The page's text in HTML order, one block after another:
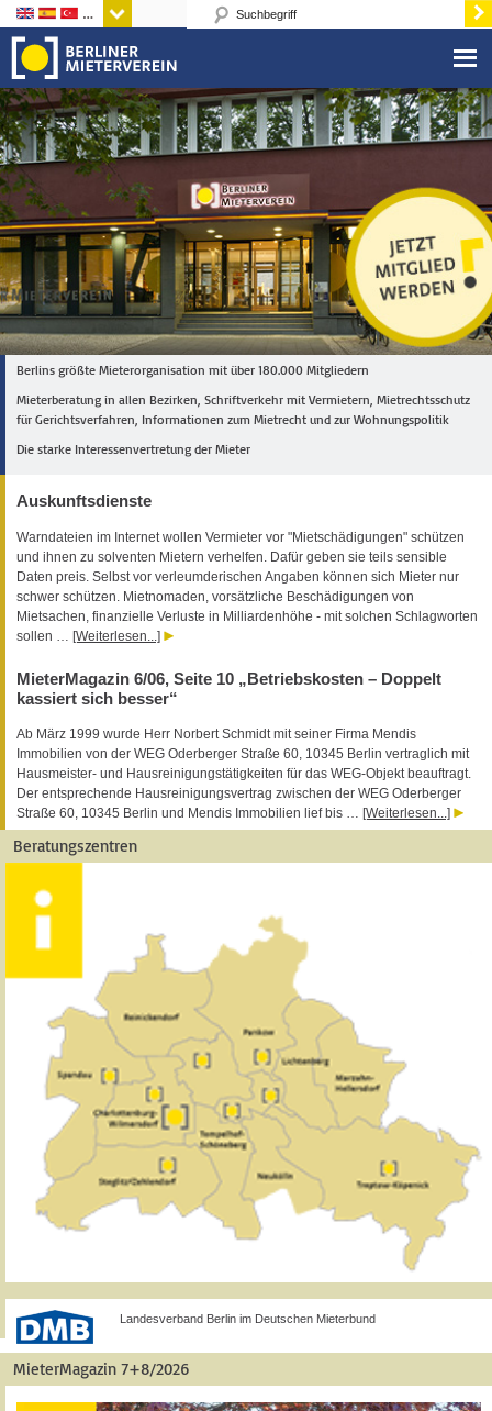
Sprachen
Berlins größte Mieterorganisation mit über 180.000 Mitgliedern
Mieterberatung in allen Bezirken, Schriftverkehr mit Vermietern, Mietrechtsschutz
für Gerichtsverfahren, Informationen zum Mietrecht und zur Wohnungspolitik
Die starke Interessenvertretung der Mieter
Auskunftsdienste
Warndateien im Internet wollen Vermieter vor "Mietschädigungen" schützen
und ihnen zu solventen Mietern verhelfen. Dafür geben sie teils sensible
Daten preis. Selbst vor verleumderischen Angaben können sich Mieter nur
schwer schützen. Mietnomaden, vorsätzliche Beschädigungen von
Mietsachen, finanzielle Verluste in Milliardenhöhe - mit solchen Schlagworten
sollen … [Weiterlesen...]
MieterMagazin 6/06, Seite 10 „Betriebskosten – Doppelt
kassiert sich besser“
Ab März 1999 wurde Herr Norbert Schmidt mit seiner Firma Mendis
Immobilien von der WEG Oderberger Straße 60, 10345 Berlin vertraglich mit
Hausmeister- und Hausreinigungstätigkeiten für das WEG-Objekt beauftragt.
Der entsprechende Hausreinigungsvertrag zwischen der WEG Oderberger
Straße 60, 10345 Berlin und Mendis Immobilien lief bis … [Weiterlesen...]
Beratungszentren
Landesverband Berlin im Deutschen Mieterbund
MieterMagazin 7+8/2026